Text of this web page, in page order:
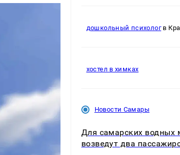
дошкольный психологв
хостел в химках
Новости Самары
Для самарских водных
возведут два